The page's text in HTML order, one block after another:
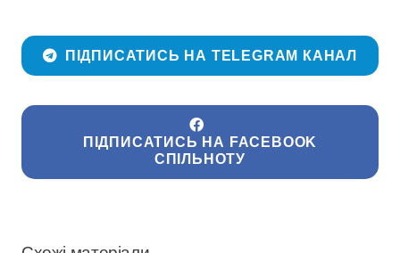
ПІДПИСАТИСЬ НА TELEGRAM КАНАЛ
ПІДПИСАТИСЬ НА FACEBOOK
СПІЛЬНОТУ